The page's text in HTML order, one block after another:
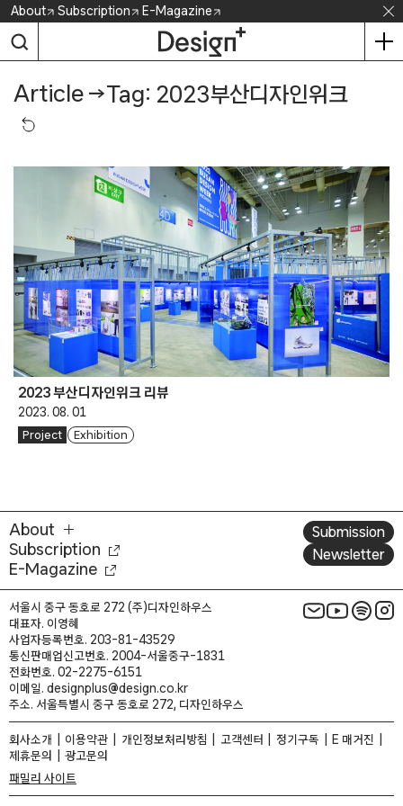
Skip
content
About Subscription E-Magazine
Article →Tag: 2023부산디자인위크
2023 부산디자인위크 리뷰
2023. 08. 01
Project Exhibition
About
Subscription
E-Magazine
Submission
Newsletter
서울시 중구 동호로 272 (주)디자인하우스
대표자. 이영혜
사업자등록번호. 203-81-43529
통신판매업신고번호. 2004-서울중구-1831
전화번호. 02-2275-6151
이메일. designplus@design.co.kr
주소. 서울특별시 중구 동호로 272, 디자인하우스
회사소개 이용약관 개인정보처리방침 고객센터 정기구독
E 매거진
제휴문의
광고문의
패밀리 사이트